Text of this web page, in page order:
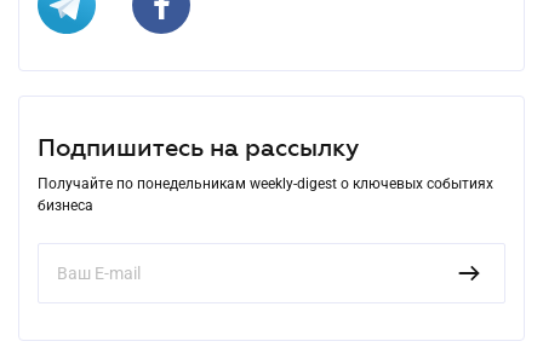
Подпишитесь на рассылку
Получайте по понедельникам weekly-digest о ключевых событиях
бизнеса